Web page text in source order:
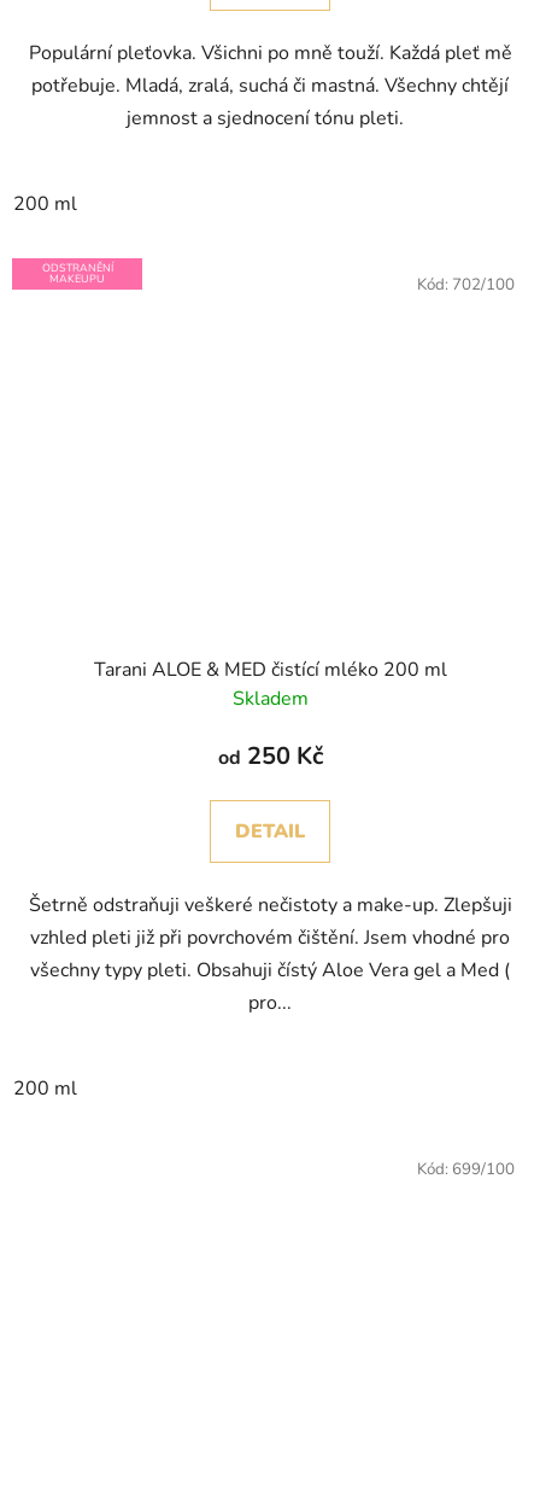
Populární pleťovka. Všichni po mně touží. Každá pleť mě
potřebuje. Mladá, zralá, suchá či mastná. Všechny chtějí
jemnost a sjednocení tónu pleti.
200 ml
ODSTRANĚNÍ
MAKEUPU
Tarani ALOE & MED čistící mléko 200 ml
Skladem
od 250 Kč
DETAIL
Šetrně odstraňuji veškeré nečistoty a make-up. Zlepšuji
vzhled pleti již při povrchovém čištění. Jsem vhodné pro
všechny typy pleti. Obsahuji čístý Aloe Vera gel a Med (
pro...
200 ml
Kód: 702/100
Kód: 699/100